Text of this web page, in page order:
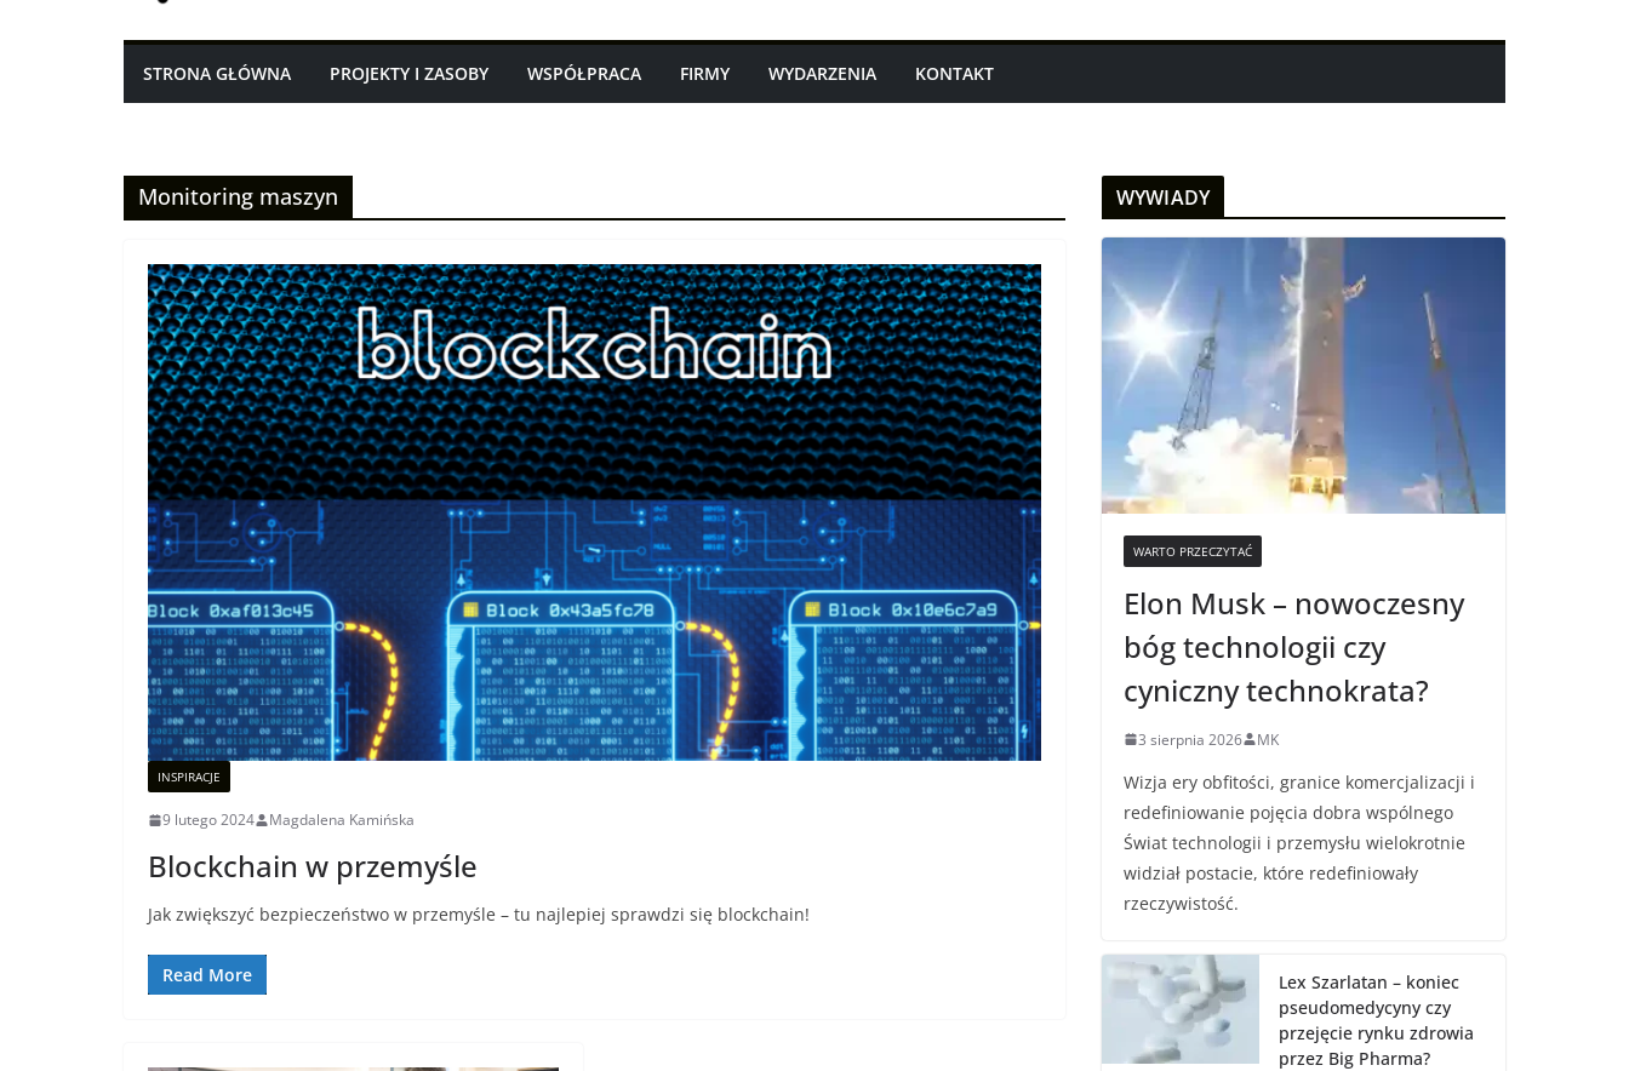
STRONA GŁÓWNA PROJEKTY I ZASOBY WSPÓŁPRACA FIRMY WYDARZENIA KONTAKT
Monitoring maszyn
INSPIRACJE
9 lutego 2024 Magdalena Kamińska
Blockchain w przemyśle
Jak zwiększyć bezpieczeństwo w przemyśle – tu najlepiej sprawdzi się blockchain!
Read More
WYWIADY
WARTO PRZECZYTAĆ
Elon Musk – nowoczesny
bóg technologii czy
cyniczny technokrata?
3 sierpnia 2026 MK
Wizja ery obfitości, granice komercjalizacji i
redefiniowanie pojęcia dobra wspólnego
Świat technologii i przemysłu wielokrotnie
widział postacie, które redefiniowały
rzeczywistość.
Lex Szarlatan – koniec
pseudomedycyny czy
przejęcie rynku zdrowia
przez Big Pharma?